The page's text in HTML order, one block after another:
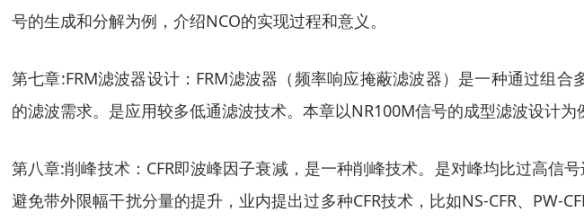
号的生成和分解为例，介绍NCO的实现过程和意义。
第七章:FRM滤波器设计：FRM滤波器（频率响应掩蔽滤波器）是一种通过组
的滤波需求。是应用较多低通滤波技术。本章以NR100M信号的成型滤波设计为
第八章:削峰技术：CFR即波峰因子衰减，是一种削峰技术。是对峰均比过高信
避免带外限幅干扰分量的提升，业内提出过多种CFR技术，比如NS-CFR、PW-